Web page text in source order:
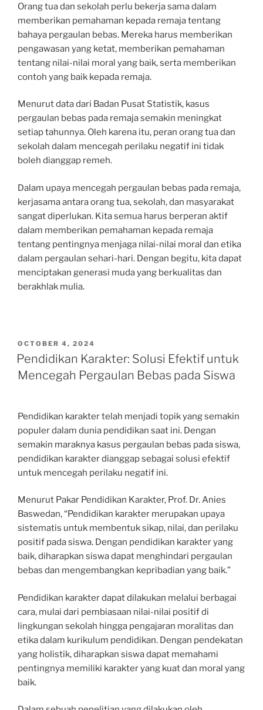
Orang tua dan sekolah perlu bekerja sama dalam
memberikan pemahaman kepada remaja tentang
bahaya pergaulan bebas. Mereka harus memberikan
pengawasan yang ketat, memberikan pemahaman
tentang nilai-nilai moral yang baik, serta memberikan
contoh yang baik kepada remaja.
Menurut data dari Badan Pusat Statistik, kasus
pergaulan bebas pada remaja semakin meningkat
setiap tahunnya. Oleh karena itu, peran orang tua dan
sekolah dalam mencegah perilaku negatif ini tidak
boleh dianggap remeh.
Dalam upaya mencegah pergaulan bebas pada remaja,
kerjasama antara orang tua, sekolah, dan masyarakat
sangat diperlukan. Kita semua harus berperan aktif
dalam memberikan pemahaman kepada remaja
tentang pentingnya menjaga nilai-nilai moral dan etika
dalam pergaulan sehari-hari. Dengan begitu, kita dapat
menciptakan generasi muda yang berkualitas dan
berakhlak mulia.
POSTED
ON
OCTOBER 4, 2024
Pendidikan Karakter: Solusi Efektif untuk
Mencegah Pergaulan Bebas pada Siswa
Pendidikan karakter telah menjadi topik yang semakin
populer dalam dunia pendidikan saat ini. Dengan
semakin maraknya kasus pergaulan bebas pada siswa,
pendidikan karakter dianggap sebagai solusi efektif
untuk mencegah perilaku negatif ini.
Menurut Pakar Pendidikan Karakter, Prof. Dr. Anies
Baswedan, “Pendidikan karakter merupakan upaya
sistematis untuk membentuk sikap, nilai, dan perilaku
positif pada siswa. Dengan pendidikan karakter yang
baik, diharapkan siswa dapat menghindari pergaulan
bebas dan mengembangkan kepribadian yang baik.”
Pendidikan karakter dapat dilakukan melalui berbagai
cara, mulai dari pembiasaan nilai-nilai positif di
lingkungan sekolah hingga pengajaran moralitas dan
etika dalam kurikulum pendidikan. Dengan pendekatan
yang holistik, diharapkan siswa dapat memahami
pentingnya memiliki karakter yang kuat dan moral yang
baik.